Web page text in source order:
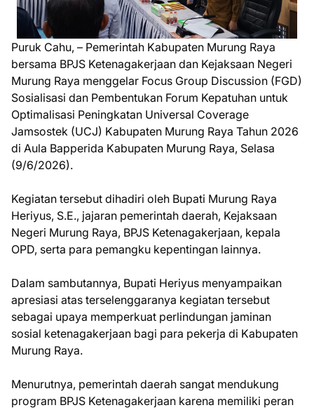
Puruk Cahu, – Pemerintah Kabupaten Murung Raya
bersama BPJS Ketenagakerjaan dan Kejaksaan Negeri
Murung Raya menggelar Focus Group Discussion (FGD)
Sosialisasi dan Pembentukan Forum Kepatuhan untuk
Optimalisasi Peningkatan Universal Coverage
Jamsostek (UCJ) Kabupaten Murung Raya Tahun 2026
di Aula Bapperida Kabupaten Murung Raya, Selasa
(9/6/2026).
Kegiatan tersebut dihadiri oleh Bupati Murung Raya
Heriyus, S.E., jajaran pemerintah daerah, Kejaksaan
Negeri Murung Raya, BPJS Ketenagakerjaan, kepala
OPD, serta para pemangku kepentingan lainnya.
Dalam sambutannya, Bupati Heriyus menyampaikan
apresiasi atas terselenggaranya kegiatan tersebut
sebagai upaya memperkuat perlindungan jaminan
sosial ketenagakerjaan bagi para pekerja di Kabupaten
Murung Raya.
Menurutnya, pemerintah daerah sangat mendukung
program BPJS Ketenagakerjaan karena memiliki peran